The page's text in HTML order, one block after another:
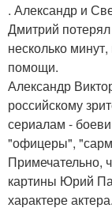
. Александр и
Дмитрий
несколько
помощи.
Александр
российскому
сериалам -
"офицеры",
Примечательно,
картины Юрий
характере